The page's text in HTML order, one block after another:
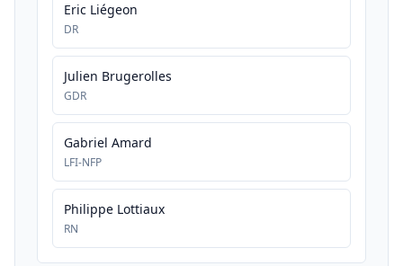
Eric Liégeon
DR
Julien Brugerolles
GDR
Gabriel Amard
LFI-NFP
Philippe Lottiaux
RN